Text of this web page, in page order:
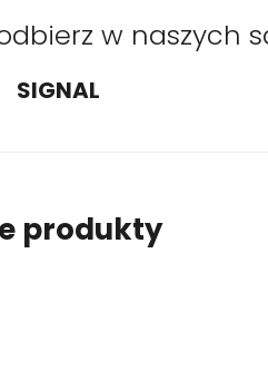
w naszych
SIGNAL
produkty